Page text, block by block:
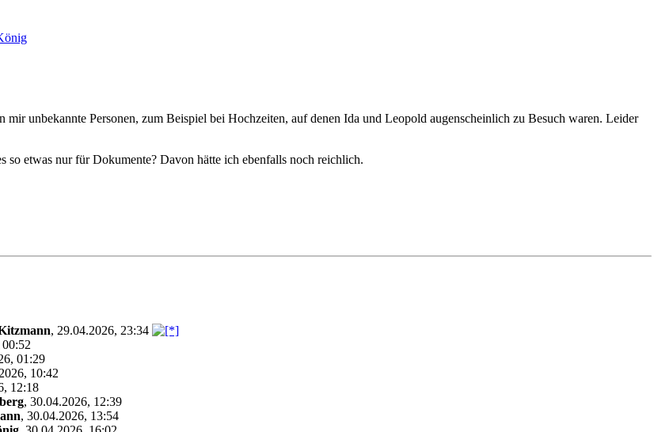
unbekannte Personen, zum Beispiel bei Hochzeiten, auf denen Ida und Leopold augenscheinlich zu Besuch waren. Leider
etwas nur für Dokumente? Davon hätte ich ebenfalls noch reichlich.
, 29.04.2026, 23:34
01:29
10:42
12:18
, 30.04.2026, 12:39
, 30.04.2026, 13:54